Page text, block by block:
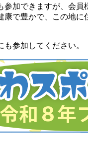
加できますが、会員
で豊かで、この地
参加してください。